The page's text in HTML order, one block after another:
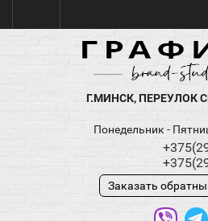
Г.МИНСК, ПЕРЕУЛОК
Понедельник -
Заказать